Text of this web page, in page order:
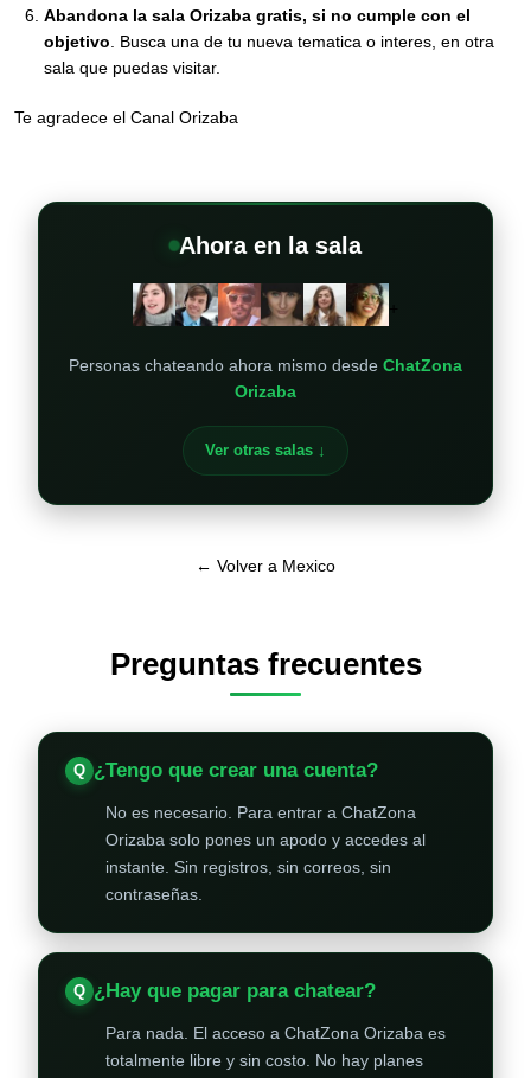
Abandona la sala Orizaba gratis, si no cumple con el
objetivo . Busca una de tu nueva tematica o interes, en otra
sala que puedas visitar.
Te agradece el Canal Orizaba
Ahora en la sala
Personas chateando ahora mismo desde ChatZona
Orizaba
Ver otras salas ↓
← Volver a Mexico
Preguntas frecuentes
¿Tengo que crear una cuenta?
No es necesario. Para entrar a ChatZona
Orizaba solo pones un apodo y accedes al
instante. Sin registros, sin correos, sin
contraseñas.
¿Hay que pagar para chatear?
Para nada. El acceso a ChatZona Orizaba es
totalmente libre y sin costo. No hay planes